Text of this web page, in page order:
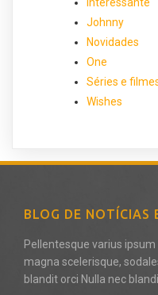
Johnny
Novidades
One
Séries e
Wishes
BLOG DE NOTÍCIAS
Pellentesque varius
magna scelerisque,
blandit orci Nulla nec